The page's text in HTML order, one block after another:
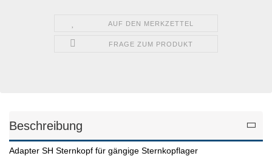
AUF DEN MERKZETTEL
FRAGE ZUM PRODUKT
Beschreibung
Adapter SH Sternkopf für gängige Sternkopflager